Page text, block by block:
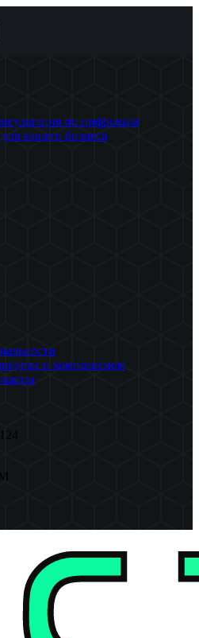
по цифровым
вашего бизнеса
и комплексном